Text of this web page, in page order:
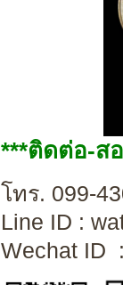
***ติดต่อ-ส
โทร. 099-
Line
Wechat ID